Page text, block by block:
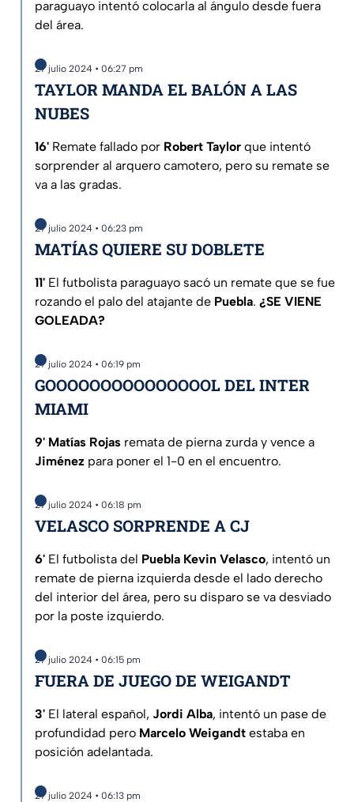
paraguayo intentó colocarla al ángulo desde fuera
del área.
27 julio 2024 • 06:27 pm
TAYLOR MANDA EL BALÓN A LAS
NUBES
16' Remate fallado por Robert Taylor que intentó
sorprender al arquero camotero, pero su remate se
va a las gradas.
27 julio 2024 • 06:23 pm
MATÍAS QUIERE SU DOBLETE
11' El futbolista paraguayo sacó un remate que se fue
rozando el palo del atajante de Puebla. ¿SE VIENE
GOLEADA?
27 julio 2024 • 06:19 pm
GOOOOOOOOOOOOOOOL DEL INTER
MIAMI
9' Matías Rojas remata de pierna zurda y vence a
Jiménez para poner el 1-0 en el encuentro.
27 julio 2024 • 06:18 pm
VELASCO SORPRENDE A CJ
6' El futbolista del Puebla Kevin Velasco, intentó un
remate de pierna izquierda desde el lado derecho
del interior del área, pero su disparo se va desviado
por la poste izquierdo.
27 julio 2024 • 06:15 pm
FUERA DE JUEGO DE WEIGANDT
3' El lateral español, Jordi Alba, intentó un pase de
profundidad pero Marcelo Weigandt estaba en
posición adelantada.
27 julio 2024 • 06:13 pm